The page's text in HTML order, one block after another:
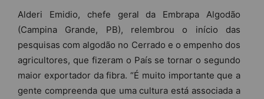
Alderi Emidio, chefe geral da Embrapa Algodão
(Campina Grande, PB), relembrou o início das
pesquisas com algodão no Cerrado e o empenho dos
agricultores, que fizeram o País se tornar o segundo
maior exportador da fibra. “É muito importante que a
gente compreenda que uma cultura está associada a